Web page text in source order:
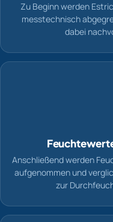
Zu Beginn werden
messtechnisch
dabei
Anschließend werden
aufgenommen und
zur